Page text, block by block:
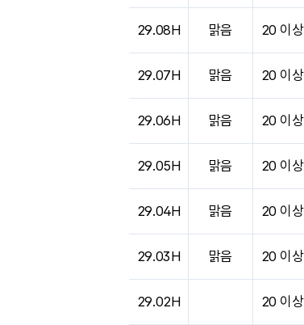
29.08H 맑음 20 이상
29.07H 맑음 20 이상
29.06H 맑음 20 이상
29.05H 맑음 20 이상
29.04H 맑음 20 이상
29.03H 맑음 20 이상
29.02H 20 이상